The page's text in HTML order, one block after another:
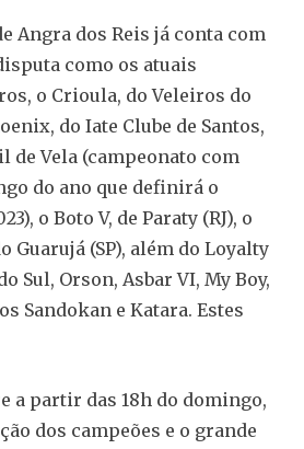
Angra dos Reis já conta com
como os atuais
o Crioula, do Veleiros do
do Iate Clube de Santos,
de Vela (campeonato com
do ano que definirá o
o Boto V, de Paraty (RJ), o
Guarujá (SP), além do Loyalty
Sul, Orson, Asbar VI, My Boy,
Sandokan e Katara. Estes
a partir das 18h do domingo,
dos campeões e o grande